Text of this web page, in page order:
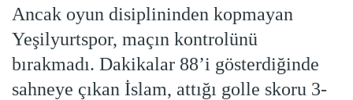
Ancak oyun disiplininden kopmayan
Yeşilyurtspor, maçın kontrolünü
bırakmadı. Dakikalar 88’i gösterdiğinde
sahneye çıkan İslam, attığı golle skoru 3-